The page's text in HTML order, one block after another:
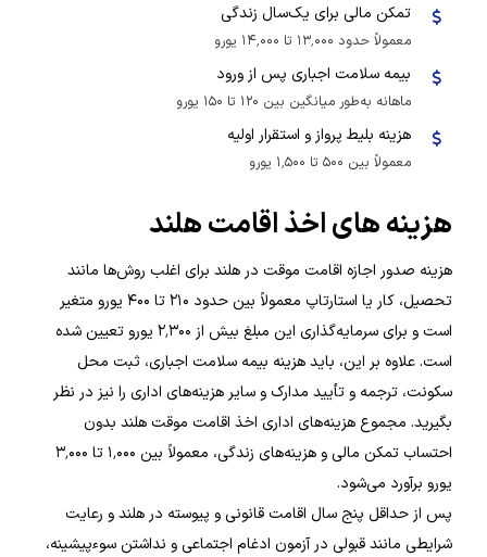
تمکن مالی برای یک‌سال زندگی
معمولاً حدود ۱۳٬۰۰۰ تا ۱۴٬۰۰۰ یورو
بیمه سلامت اجباری پس از ورود
ماهانه به‌طور میانگین بین ۱۲۰ تا ۱۵۰ یورو
هزینه بلیط پرواز و استقرار اولیه
معمولاً بین ۵۰۰ تا ۱٬۵۰۰ یورو
هزینه های اخذ اقامت هلند
هزینه صدور اجازه اقامت موقت در هلند برای اغلب روش‌ها مانند
تحصیل، کار یا استارتاپ معمولاً بین حدود ۲۱۰ تا ۴۰۰ یورو متغیر
است و برای سرمایه‌گذاری این مبلغ بیش از ۲٬۳۰۰ یورو تعیین شده
است. علاوه بر این، باید هزینه بیمه سلامت اجباری، ثبت محل
سکونت، ترجمه و تأیید مدارک و سایر هزینه‌های اداری را نیز در نظر
بگیرید. مجموع هزینه‌های اداری اخذ اقامت موقت هلند بدون
احتساب تمکن مالی و هزینه‌های زندگی، معمولاً بین ۱٬۰۰۰ تا ۳٬۰۰۰
یورو برآورد می‌شود.
پس از حداقل پنج سال اقامت قانونی و پیوسته در هلند و رعایت
شرایطی مانند قبولی در آزمون ادغام اجتماعی و نداشتن سوءپیشینه،